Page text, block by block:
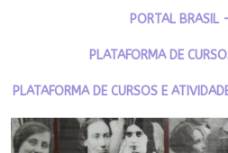
PORTAL BRASIL
PLATAFORMA DE
PLATAFORMA DE CURSOS E